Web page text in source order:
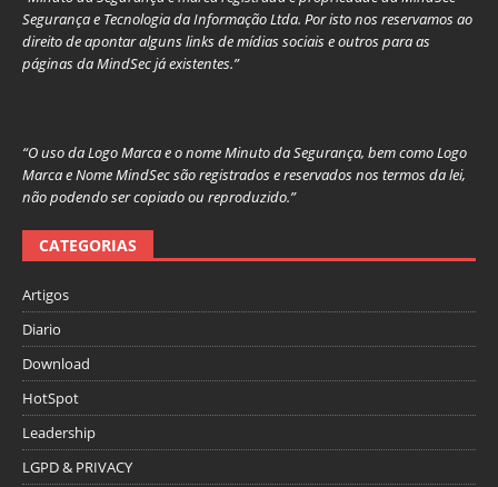
Segurança e Tecnologia da Informação Ltda. Por isto nos reservamos ao
direito de apontar alguns links de mídias sociais e outros para as
páginas da MindSec já existentes.”
“O uso da Logo Marca e o nome Minuto da Segurança, bem como Logo
Marca e Nome MindSec são registrados e reservados nos termos da lei,
não podendo ser copiado ou reproduzido.”
CATEGORIAS
Artigos
Diario
Download
HotSpot
Leadership
LGPD & PRIVACY